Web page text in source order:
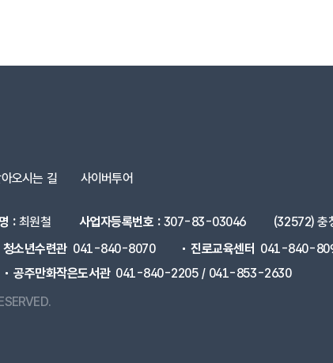
오시는 길 사이버투어
:최원철 사업자등록번호 :307-83-03046
(32572) 충
청소년수련관 041-840-8070 진로교육센터 041-840-
공주만화작은도서관 041-840-2205 / 041-853-2630